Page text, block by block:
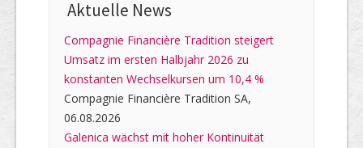
Aktuelle News
Compagnie Financière Tradition steigert
Umsatz im ersten Halbjahr 2026 zu
konstanten Wechselkursen um 10,4 %
Compagnie Financière Tradition SA,
06.08.2026
Galenica wächst mit hoher Kontinuität